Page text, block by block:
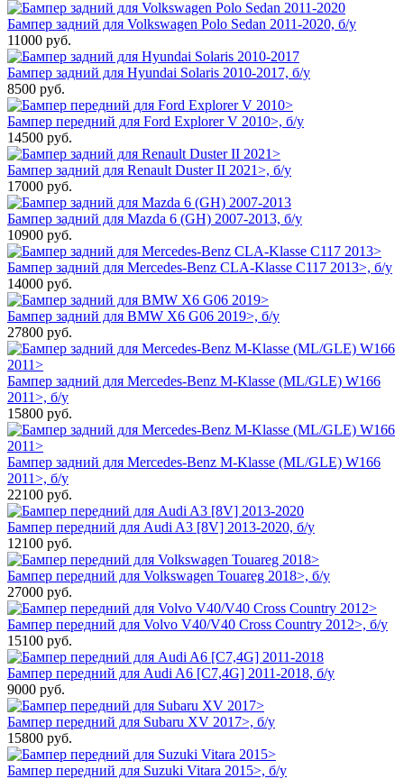
Бампер задний для Volkswagen Polo Sedan 2011-2020, б/у
11000 руб.
Бампер задний для Hyundai Solaris 2010-2017, б/у
8500 руб.
Бампер передний для Ford Explorer V 2010>, б/у
14500 руб.
Бампер задний для Renault Duster II 2021>, б/у
17000 руб.
Бампер задний для Mazda 6 (GH) 2007-2013, б/у
10900 руб.
Бампер задний для Mercedes-Benz CLA-Klasse C117 2013>, б/у
14000 руб.
Бампер задний для BMW X6 G06 2019>, б/у
27800 руб.
Бампер задний для Mercedes-Benz M-Klasse (ML/GLE) W166
2011>, б/у
15800 руб.
Бампер задний для Mercedes-Benz M-Klasse (ML/GLE) W166
2011>, б/у
22100 руб.
Бампер передний для Audi A3 [8V] 2013-2020, б/у
12100 руб.
Бампер передний для Volkswagen Touareg 2018>, б/у
27000 руб.
Бампер передний для Volvo V40/V40 Cross Country 2012>, б/у
15100 руб.
Бампер передний для Audi A6 [C7,4G] 2011-2018, б/у
9000 руб.
Бампер передний для Subaru XV 2017>, б/у
15800 руб.
Бампер передний для Suzuki Vitara 2015>, б/у